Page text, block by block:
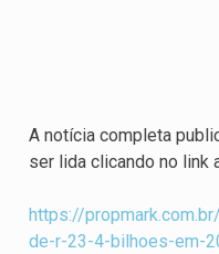
A notícia completa
ser lida clicando no link
https://
de-r-23-4-bilhoes-em-